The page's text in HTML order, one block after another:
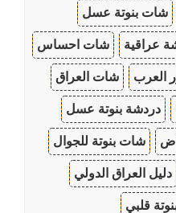
شات بنوتة عسل
عراقية شات احساس
العرب شات العراق
دردشة بنوتة عسل
شات بنوتة للجوال
دليل العراق الدولي
قلبي